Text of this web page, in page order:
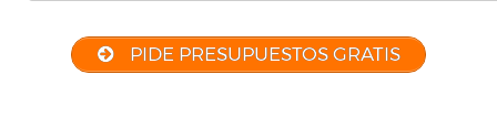
PIDE PRESUPUESTOS GRATIS